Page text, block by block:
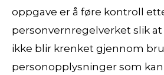
oppgave er å føre kontroll
personvernregelverket slik
ikke blir krenket gjennom
personopplysninger som